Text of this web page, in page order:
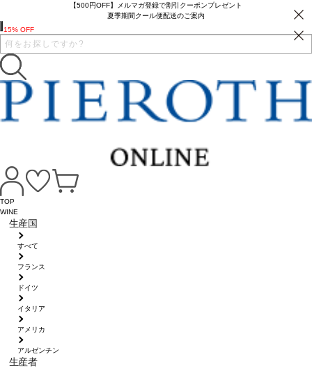
【500円OFF】メルマガ登録で割引クーポンプレゼント
夏季期間クール便配送のご案内
TOP
WINE
生産国
すべて
フランス
ドイツ
イタリア
アメリカ
アルゼンチン
生産者
15% OFF